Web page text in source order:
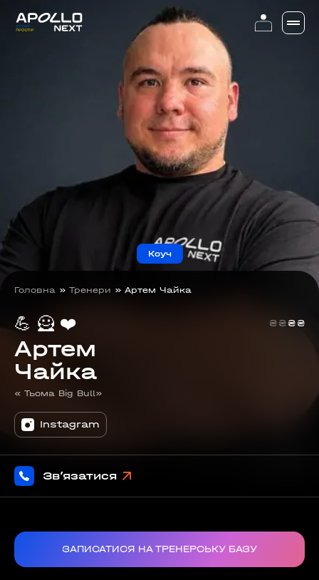
Коуч
Головна » Тренери » Артем Чайка
💪 🦸 ❤️ ₴
₴
₴
₴
Артем
Чайка
« Тьома Big Bull»
Instagram
Зв’язатися
ЗАПИСАТИСЯ НА ТРЕНЕРСЬКУ БАЗУ